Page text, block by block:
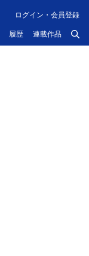
履歴 連載作品
ログイン・会員登録